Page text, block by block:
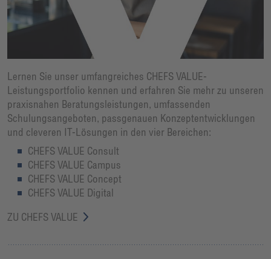
Lernen Sie unser umfangreiches CHEFS VALUE-
Leistungsportfolio kennen und erfahren Sie mehr zu unseren
praxisnahen Beratungsleistungen, umfassenden
Schulungsangeboten, passgenauen Konzeptentwicklungen
und cleveren IT-Lösungen in den vier Bereichen:
CHEFS VALUE Consult
CHEFS VALUE Campus
CHEFS VALUE Concept
CHEFS VALUE Digital
ZU CHEFS VALUE